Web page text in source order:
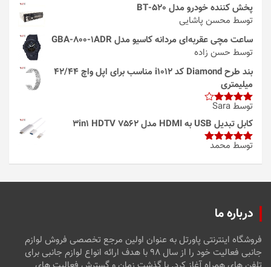
پخش کننده خودرو مدل 520-BT
توسط محسن پاشایی
ساعت مچی عقربه‌ای مردانه کاسیو مدل GBA-800-1ADR
توسط حسن زاده
بند طرح Diamond کد i1012 مناسب برای اپل واچ 42/44
میلیمتری
امتیاز4
از 5
توسط Sara
کابل تبدیل USB به HDMI مدل 3in1 HDTV 7562
امتیاز5از
توسط محمد
درباره ما
فروشگاه اینترنتی پاورتل به عنوان اولین مرجع تخصصی فروش لوازم
جانبی فعالیت خود را از سال ۹۸ با هدف ارائه انواع لوازم جانبی برای